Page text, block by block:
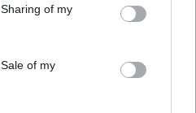
of my
of my